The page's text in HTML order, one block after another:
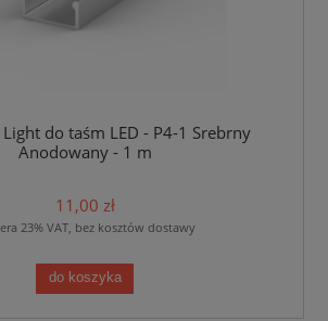
do taśm LED - P4-1 Srebrny
Anodowany - 1 m
11,00 zł
23% VAT, bez kosztów dostawy
do koszyka